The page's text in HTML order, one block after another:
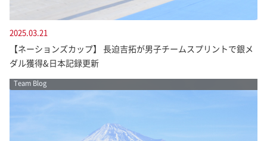
2025.03.21
【ネーションズカップ】 長迫吉拓が男子チームスプリントで銀メ
ダル獲得&日本記録更新
Team Blog